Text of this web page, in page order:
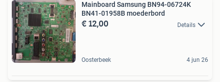
Mainboard Samsung BN94-06724K
BN41-01958B moederbord
€ 12,00 Details
Oosterbeek 4 jun 26